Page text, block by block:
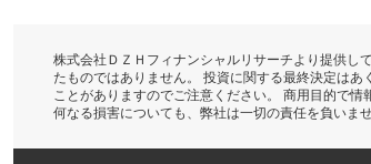
株式会社ＤＺＨフィナンシャルリサーチより提供し
たものではありません。 投資に関する最終決定は
ことがありますのでご注意ください。 商用目的で
何なる損害についても、弊社は一切の責任を負いませ